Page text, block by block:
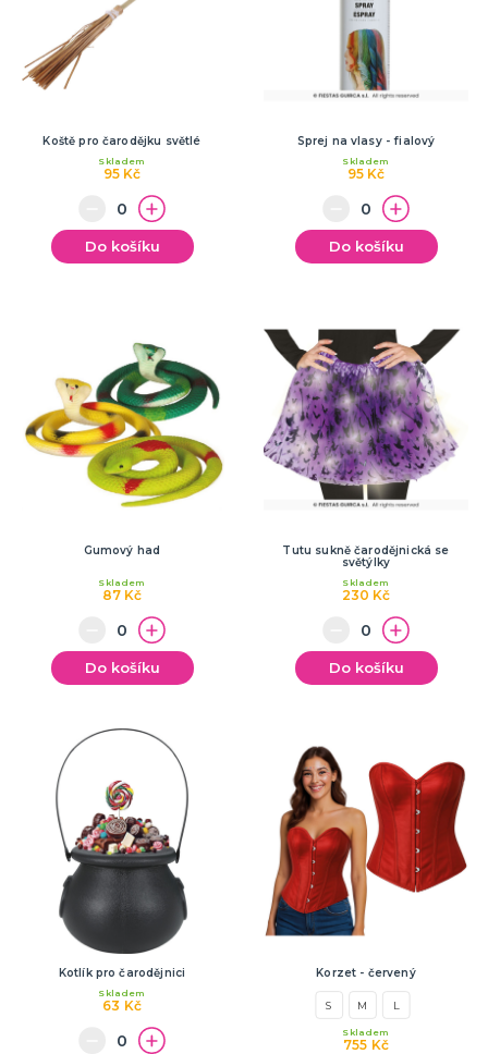
Koště pro čarodějku světlé
95 Kč
Skladem
Do košíku
Sprej na vlasy - fialový
95 Kč
Skladem
Do košíku
Gumový had
87 Kč
Skladem
Do košíku
Tutu sukně čarodějnická se
světýlky
230 Kč
Skladem
Do košíku
Kotlík pro čarodějnici
63 Kč
Skladem
Korzet - červený
S M L
755 Kč
Skladem